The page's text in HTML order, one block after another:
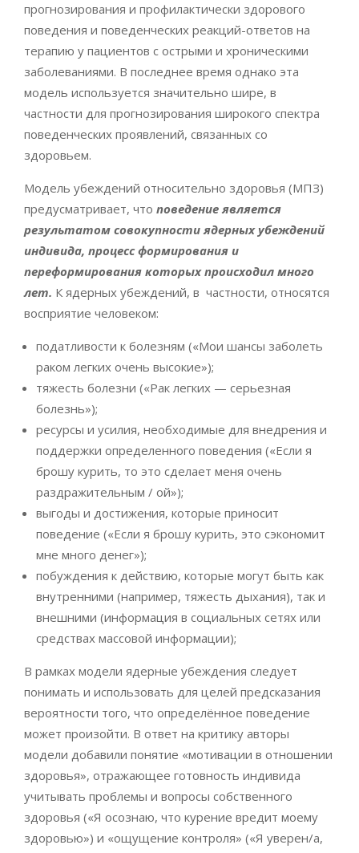
прогнозирования и профилактически здорового
поведения и поведенческих реакций-ответов на
терапию у пациентов с острыми и хроническими
заболеваниями. В последнее время однако эта
модель используется значительно шире, в
частности для прогнозирования широкого спектра
поведенческих проявлений, связанных со
здоровьем.
Модель убеждений относительно здоровья (МПЗ)
предусматривает, что поведение является
результатом совокупности ядерных убеждений
индивида, процесс формирования и
переформирования которых происходил много
лет. К ядерных убеждений, в частности, относятся
восприятие человеком:
податливости к болезням («Мои шансы заболеть
раком легких очень высокие»);
тяжесть болезни («Рак легких — серьезная
болезнь»);
ресурсы и усилия, необходимые для внедрения и
поддержки определенного поведения («Если я
брошу курить, то это сделает меня очень
раздражительным / ой»);
выгоды и достижения, которые приносит
поведение («Если я брошу курить, это сэкономит
мне много денег»);
побуждения к действию, которые могут быть как
внутренними (например, тяжесть дыхания), так и
внешними (информация в социальных сетях или
средствах массовой информации);
В рамках модели ядерные убеждения следует
понимать и использовать для целей предсказания
вероятности того, что определённое поведение
может произойти. В ответ на критику авторы
модели добавили понятие «мотивации в отношении
здоровья», отражающее готовность индивида
учитывать проблемы и вопросы собственного
здоровья («Я осознаю, что курение вредит моему
здоровью») и «ощущение контроля» («Я уверен/а,